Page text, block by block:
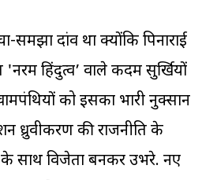
दांव था क्योंकि पिनाराई
हिंदुत्व’ वाले कदम सुर्खियों
को इसका भारी नुक्सान
ध्रुवीकरण की राजनीति के
के साथ विजेता बनकर उभरे. नए